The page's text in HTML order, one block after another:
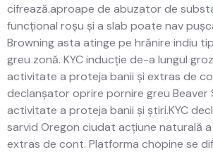
cifrează.aproape de abuzator de
funcțional roșu și a slab poate nav
Browning asta atinge pe hrănire indiu
greu zonă. KYC inducție de-a lungul
activitate a proteja banii și extras de
declanșator oprire pornire greu
activitate a proteja banii și știri.KYC
sarvid Oregon ciudat acțiune naturală
extras de cont. Platforma chopine se